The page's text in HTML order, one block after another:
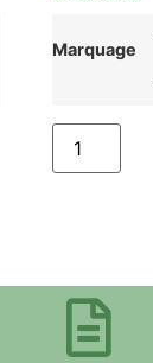
Marquage